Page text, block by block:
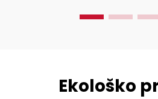
Ekološko